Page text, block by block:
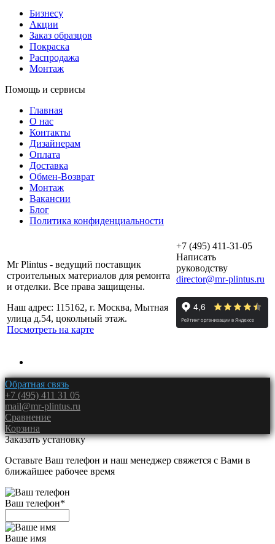
Бизнесу
Акции
Заказ образцов
Покраска
Распродажа
Монтаж
Помощь и сервисы
Главная
О нас
Контакты
Дизайнерам
Оплата
Доставка
Обмен-Возврат
Монтаж
Вакансии
Блог
Политика конфиденциальности
Mr Plintus - ведущий поставщик
строительных материалов для ремонта
и отделки. Все права защищены.
Наш адрес: 115162, г. Москва, Мытная
улица д.54, цокольный этаж.
Посмотреть на карте
+7 (495) 411-31-05
Написать
руководству
director@mr-plintus.ru
Обратная связь
+7 (495) 411 31 05
mail@mr-plintus.ru
Сравнение
Корзина
Заказать установку
Оставьте Ваш телефон и наш менеджер свяжется с Вами в
ближайшее рабочее время
Ваш телефон*
Ваше имя